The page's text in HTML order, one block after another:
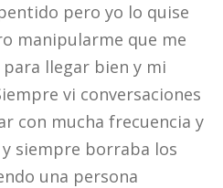
pero yo lo quise
manipularme que me
llegar bien y mi
vi conversaciones
con mucha frecuencia y
siempre borraba los
una persona